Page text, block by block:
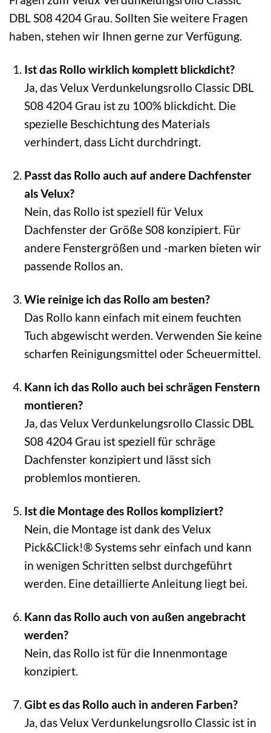
DBL S08 4204 Grau. Sollten Sie weitere Fragen
haben, stehen wir Ihnen gerne zur Verfügung.
Ist das Rollo wirklich komplett blickdicht?
Ja, das Velux Verdunkelungsrollo Classic DBL
S08 4204 Grau ist zu 100% blickdicht. Die
spezielle Beschichtung des Materials
verhindert, dass Licht durchdringt.
Passt das Rollo auch auf andere Dachfenster
als Velux?
Nein, das Rollo ist speziell für Velux
Dachfenster der Größe S08 konzipiert. Für
andere Fenstergrößen und -marken bieten wir
passende Rollos an.
Wie reinige ich das Rollo am besten?
Das Rollo kann einfach mit einem feuchten
Tuch abgewischt werden. Verwenden Sie keine
scharfen Reinigungsmittel oder Scheuermittel.
Kann ich das Rollo auch bei schrägen Fenstern
montieren?
Ja, das Velux Verdunkelungsrollo Classic DBL
S08 4204 Grau ist speziell für schräge
Dachfenster konzipiert und lässt sich
problemlos montieren.
Ist die Montage des Rollos kompliziert?
Nein, die Montage ist dank des Velux
Pick&Click!® Systems sehr einfach und kann
in wenigen Schritten selbst durchgeführt
werden. Eine detaillierte Anleitung liegt bei.
Kann das Rollo auch von außen angebracht
werden?
Nein, das Rollo ist für die Innenmontage
konzipiert.
Gibt es das Rollo auch in anderen Farben?
Ja, das Velux Verdunkelungsrollo Classic ist in